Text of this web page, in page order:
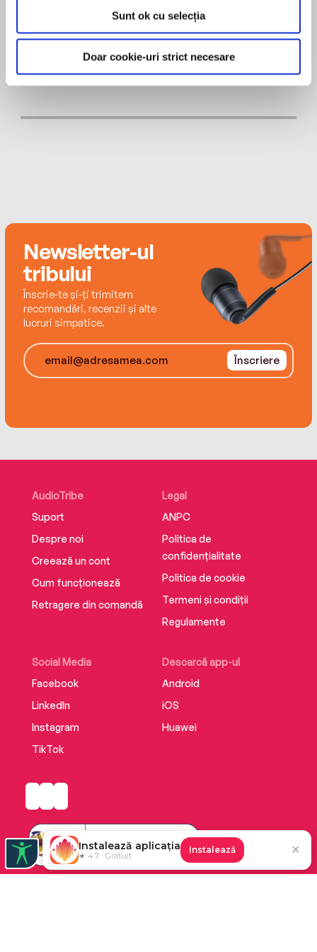
Sunt ok cu selecția
Doar cookie-uri strict necesare
writers prize and the youwriteone.com Children’s
Book of the Year. She lives and works in London.
Laura Kirman
Newsletter-ul
tribului
Înscrie-te și-ți trimitem
recomandări, recenzii și alte
lucruri simpatice.
Înscriere
AudioTribe
Suport
Despre noi
Creează un cont
Cum funcționează
Retragere din comandă
Social Media
Facebook
LinkedIn
Instagram
TikTok
Descarcă app-ul
Android
iOS
Huawei
Legal
ANPC
Politica de
confidențialitate
Politica de cookie
Termeni și condiții
Regulamente
Instalează aplicația
★ 4.7 · Gratuit
Instalează ✕